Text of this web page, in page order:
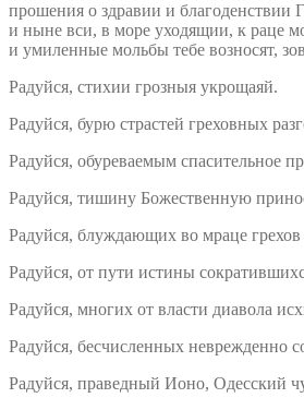
прошения о здравии и благоденствии
и ныне вси, в море уходящии, к раце
и умиленные мольбы тебе возносят,
Радуйся, стихии грозныя укрощаяй.
Радуйся, бурю страстей греховных
Радуйся, обуреваемым спасительное
Радуйся, тишину Божественную
Радуйся, блуждающих во мраце
Радуйся, от пути истины
Радуйся, многих от власти диавола
Радуйся, бесчисленных неврежденно
Радуйся, праведный Ионо, Одесский